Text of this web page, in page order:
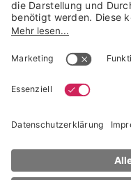
* unverbindliche